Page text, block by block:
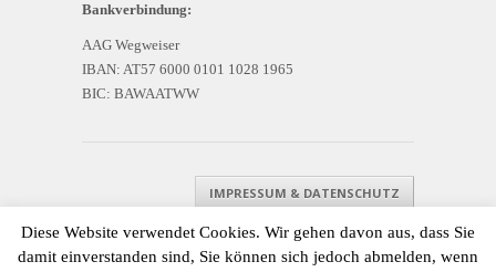
Bankverbindung:
AAG Wegweiser
IBAN: AT57 6000 0101 1028 1965
BIC: BAWAATWW
IMPRESSUM & DATENSCHUTZ
Diese Website verwendet Cookies. Wir gehen davon aus, dass Sie
damit einverstanden sind, Sie können sich jedoch abmelden, wenn